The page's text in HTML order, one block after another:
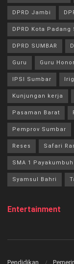
DPRD Jambi
DPRD Kota
DPRD SUMBAR
Guru Guru
IPSI Sumbar
Kunjungan kerja
Pasaman Barat
Pemprov Sumbar
Reses Safari
SMA 1 Payakumbuh
Syamsul Bahri
Entertainment
Pendidikan